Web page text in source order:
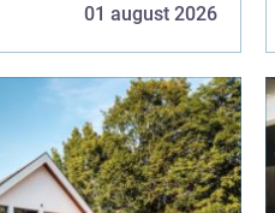
01 august 2026